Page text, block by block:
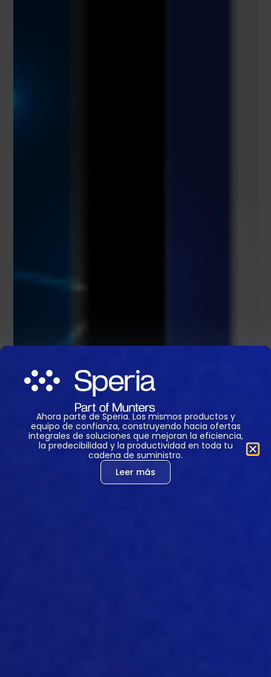
Ahora parte de Speria. Los mismos productos y
equipo de confianza, construyendo hacia ofertas
integrales de soluciones que mejoran la eficiencia,
la predecibilidad y la productividad en toda tu
cadena de suministro.
Leer más